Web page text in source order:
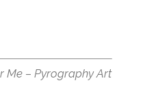
Me – Pyrography Art